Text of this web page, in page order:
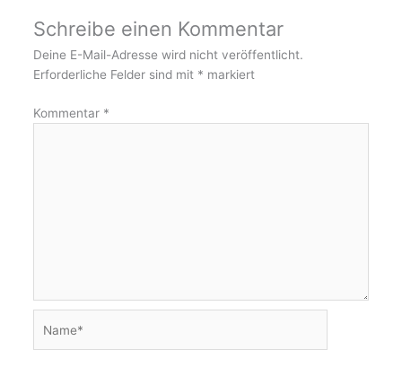
Schreibe einen Kommentar
Deine E-Mail-Adresse wird nicht veröffentlicht.
Erforderliche Felder sind mit * markiert
Kommentar *